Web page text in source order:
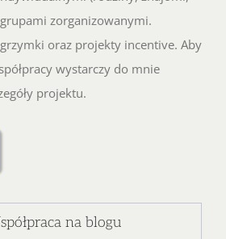
zorganizowanymi.
oraz projekty incentive. Aby
wystarczy do mnie
projektu.
na blogu